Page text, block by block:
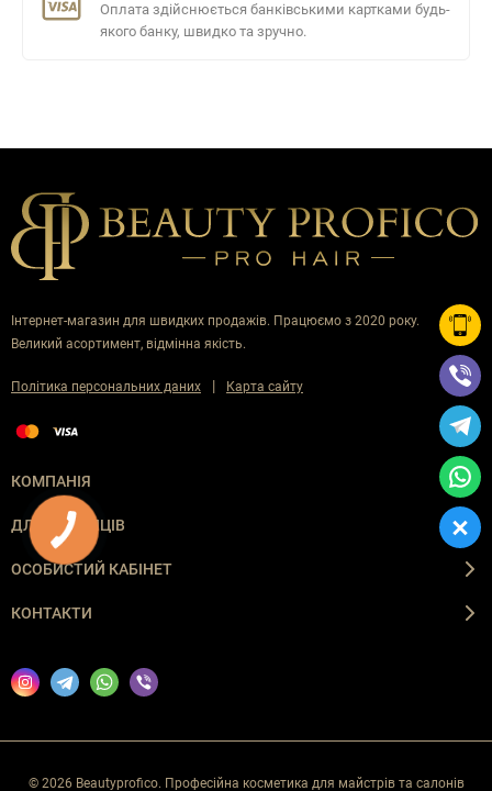
Оплата здійснюється банківськими картками будь-
якого банку, швидко та зручно.
Інтернет-магазин для швидких продажів. Працюємо з 2020 року.
Великий асортимент, відмінна якість.
Політика персональних даних | Карта сайту
КОМПАНІЯ
ДЛЯ ПОКУПЦІВ
ОСОБИСТИЙ КАБІНЕТ
КОНТАКТИ
© 2026 Beautyprofico. Професійна косметика для майстрів та салонів